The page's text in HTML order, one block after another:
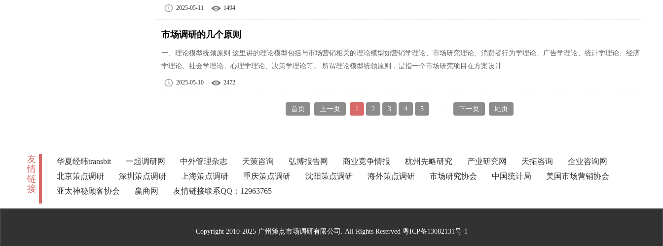
2025-05-11 1494
市场调研的几个原则
一、理论模型统领原则 这里讲的理论模型包括与市场营销相关的理论模型如营销学理论、市场研究理论、消费者行为学理论、广告学理论、统计学理论、经济
学理论、社会学理论、心理学理论、决策学理论等。 所谓理论模型统领原则，是指一个市场研究项目在方案设计
2025-05-10 2472
首页 上一页 1 2 3 4 5 ··· 下一页 尾页
友
情
链
接
华夏经纬transbit 一起调研网 中外管理杂志 天策咨询 弘博报告网 商业竞争情报 杭州先略研究 产业研究网 天拓咨询
企业咨询网
北京策点调研
深圳策点调研 上海策点调研 重庆策点调研 沈阳策点调研 海外策点调研 市场研究协会 中国统计局
美国市场营销协会
亚太神秘顾客协会
赢商网 友情链接联系QQ：12963765
Copyright 2010-2025 广州策点市场调研有限公司. All Rights Reserved 粵ICP备13082131号-1